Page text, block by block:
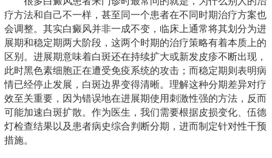
疗方法和自己不一样，甚至同一个患者在不同时期治疗方案也
会调整。其实白癜风并非一成不变，临床上通常将其划分为进
展期和稳定期两大阶段，这两个时期的治疗策略有着本质上的
区别。进展期意味着白斑还在持续扩大或新发皮疹不断出现，
此时黑色素细胞正在遭受免疫系统的攻击；而稳定期则表明病
情已经停止发展，白斑边界变得清晰。理解这种分期差异对疗
效至关重要，因为错误地在进展期使用刺激性强的方法，反而
可能加速白斑扩散。作为医生，我们需要根据皮损变化、伍德
灯检查结果以及患者病史综合判断分期，进而制定针对性干预
措施。